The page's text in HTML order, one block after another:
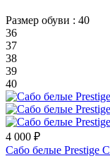
Размер обуви : 40
36
37
38
39
40
4 000 ₽
Сабо белые Prestige